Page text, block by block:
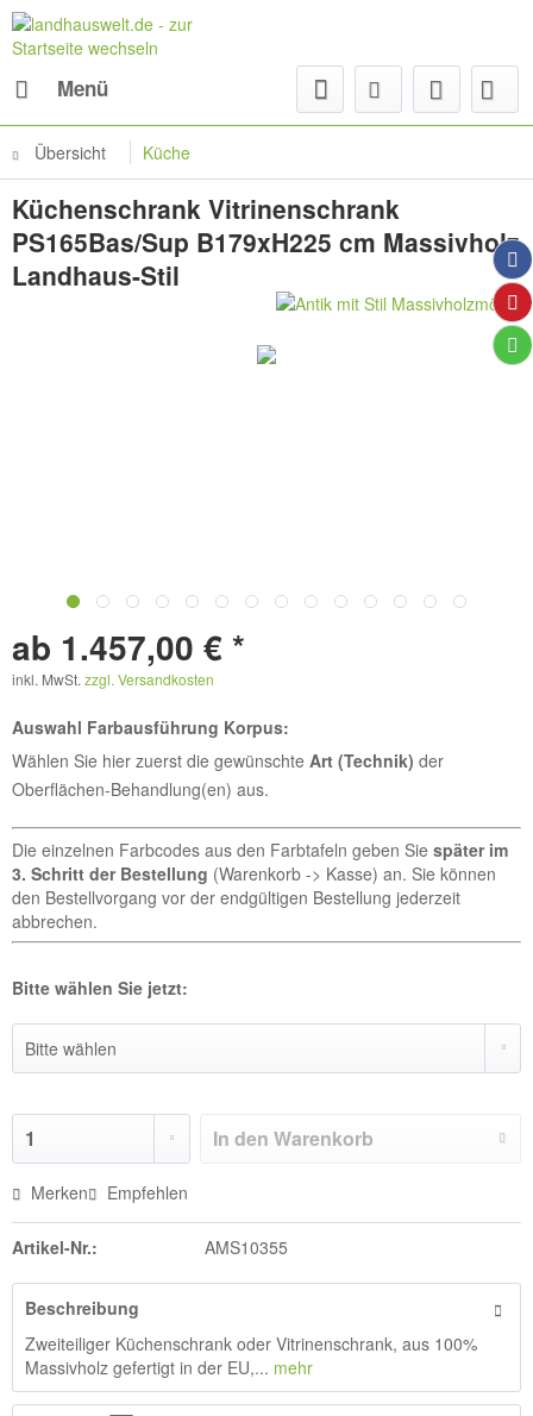
Menü
Übersicht Küche
Küchenschrank Vitrinenschrank
PS165Bas/Sup B179xH225 cm Massivholz
Landhaus-Stil
ab 1.457,00 € *
inkl. MwSt. zzgl. Versandkosten
Auswahl Farbausführung Korpus:
Wählen Sie hier zuerst die gewünschte Art (Technik) der
Oberflächen-Behandlung(en) aus.
Die einzelnen Farbcodes aus den Farbtafeln geben Sie später im
3. Schritt der Bestellung (Warenkorb -> Kasse) an. Sie können
den Bestellvorgang vor der endgültigen Bestellung jederzeit
abbrechen.
Bitte wählen Sie jetzt:
In den Warenkorb
Merken Empfehlen
Artikel-Nr.: AMS10355
Beschreibung
Zweiteiliger Küchenschrank oder Vitrinenschrank, aus 100%
Massivholz gefertigt in der EU,... mehr